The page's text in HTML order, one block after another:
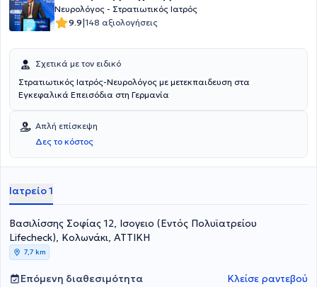
Νευρολόγος - Στρατιωτικός Ιατρός
9.9|148 αξιολογήσεις
Σχετικά με τον ειδικό
Στρατιωτικός Ιατρός-Νευρολόγος με μετεκπαιδευση στα
Εγκεφαλικά Επεισόδια στη Γερμανία
Απλή επίσκεψη
Δες το κόστος
Ιατρείο 1
Βασιλίσσης Σοφίας 12, Ισογειο (Εντός Πολυϊατρείου
Lifecheck), Κολωνάκι, ΑΤΤΙΚΗ
7,7 km
Επόμενη διαθεσιμότητα Κλείσε ραντεβού